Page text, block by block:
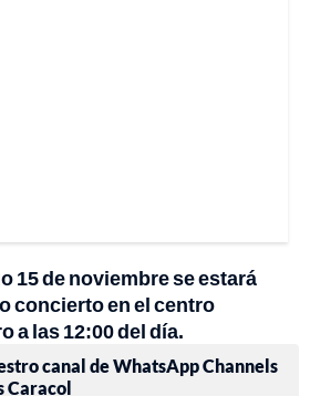
15 de noviembre se estará
concierto en el centro
a las 12:00 del día.
canal de WhatsApp Channels
Caracol